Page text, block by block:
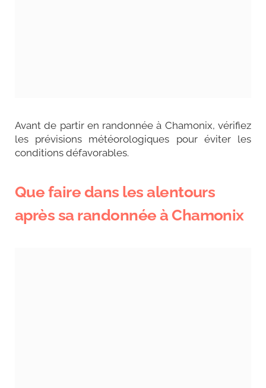
Avant de partir en randonnée à Chamonix, vérifiez
les prévisions météorologiques pour éviter les
conditions défavorables.
Que faire dans les alentours
après sa randonnée à Chamonix